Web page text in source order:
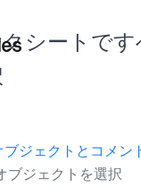
シートで
ブジェクトとコメン
ブジェクトを選択